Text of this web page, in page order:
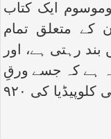
ایک کتاب
متعلق تمام
میں بند رہتی ہے، اور
ہے کہ جسے ورقِ
کتاب پر لایا جائے تو برطانوی انسائی کلوپیڈیا کی ۹۲۰